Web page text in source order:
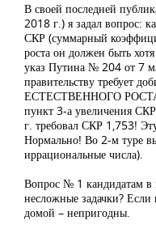
В своей последней
2018 г.) я задал вопрос:
СКР (суммарный
роста он должен быть
указ Путина № 204 от 7
правительству требует
ЕСТЕСТВЕННОГО
пункт 3-а увеличения
г. требовал СКР 1,753!
Нормально! Во 2-м туре
иррациональные числа).
Вопрос № 1 кандидатам в
несложные задачки? Если
домой – непригодны.